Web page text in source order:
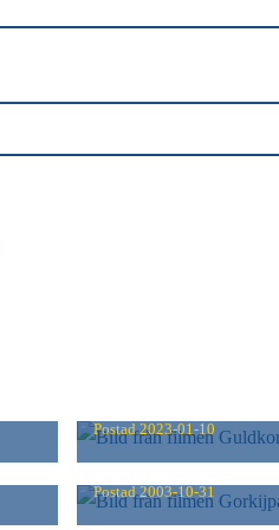
Postad2023-01-10
GORKIJPARKEN
Postad2003-10-31